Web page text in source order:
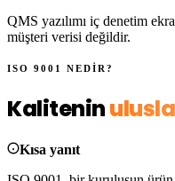
QMS yazılımı iç denetim
müşteri verisi değildir.
ISO 9001 NEDİR?
Kalitenin
Kısa yanıt